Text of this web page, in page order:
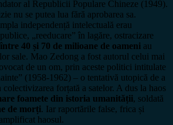
al Republicii Populare Chineze (1949).
nu se putea lua fără aprobarea sa.
independență intelectuală erau
„reeducare” în lagăre, ostracizare
între 40 și 70 de milioane de oameni au
sale. Mao Zedong a fost autorul celui mai
de un om, prin aceste politici intitulate
(1958-1962) – o tentativă utopică de a
forțată a satelor. A dus la haos
foamete din istoria umanității, soldată
de morți. Iar raportările false, frica și
haosul.